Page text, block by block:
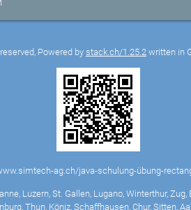
Powered bystack.ch/1.25.2written in
ag.ch/java-schulung-übung-
Luzern, St. Gallen, Lugano, Winterthur,
Thun, Köniz, Schaffhausen, Chur, Sitten,